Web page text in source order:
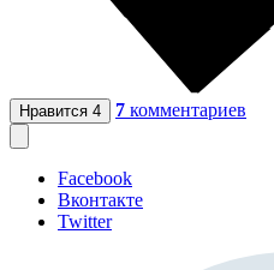
Нравится 4 7 комментариев
Facebook
Вконтакте
Twitter